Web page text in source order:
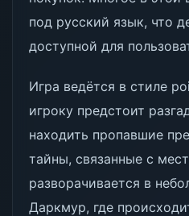
под русский язык, что
доступной для
Игра ведётся в стиле
игроку предстоит
находить пропавшие
тайны, связанные с
разворачивается в
Даркмур, где